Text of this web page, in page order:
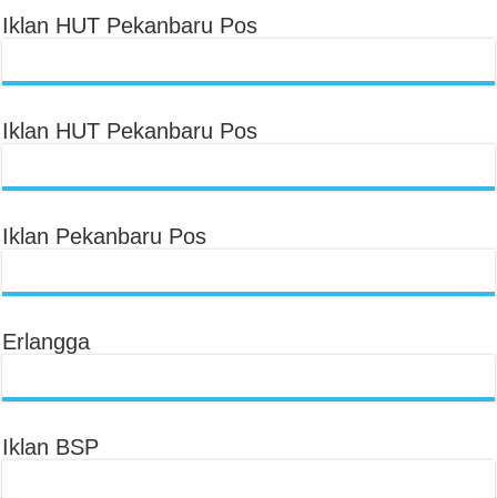
Iklan HUT Pekanbaru Pos
Iklan HUT Pekanbaru Pos
Iklan Pekanbaru Pos
Erlangga
Iklan BSP